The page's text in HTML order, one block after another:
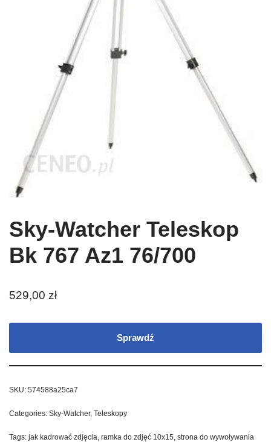
Sky-Watcher Teleskop
Bk 767 Az1 76/700
529,00 zł
Sprawdź
SKU: 574588a25ca7
Categories: Sky-Watcher, Teleskopy
Tags: jak kadrować zdjęcia, ramka do zdjęć 10x15, strona do wywoływania